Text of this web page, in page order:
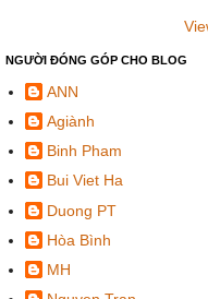
NGƯỜI ĐÓNG GÓP CHO BLOG
ANN
Agiành
Binh Pham
Bui Viet Ha
Duong PT
Hòa Bình
MH